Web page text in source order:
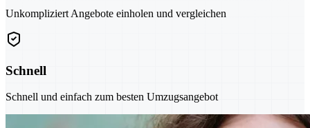
Unkompliziert Angebote einholen und vergleichen
Schnell
Schnell und einfach zum besten Umzugsangebot